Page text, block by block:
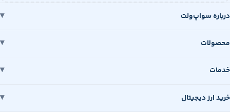
سواپ‌ولت
دیجیتال